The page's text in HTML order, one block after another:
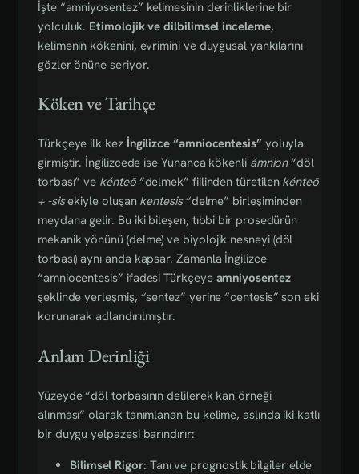
İşte “amniyosentez” kelimesinin derinliklerine bir
yolculuk. Etimolojik ve dilbilimsel inceleme,
kelimenin kökenini, evrimini ve duygusal yankılarını
gözler önüne seriyor.
Köken ve Tarihçe
Türkçeye ilk kez İngilizce “amniocentesis”yoluyla
girmiştir. İngilizcede ise Yunanca kökenli ámnion“döl
torbası” ve kénteō“delmek” fiilinden türetilen kénteō
+ -sisekiyle oluşan kentesis“delme” birleşiminden
meydana gelir. Bu iki bileşen, tıbbi bir prosedürün
mekanik yönünü (delme) ve biyolojik nesneyi (döl
torbası) aynı anda kapsar. Zamanla İngilizce
“amniocentesis” ifadesi Türkçeye amniyosentez
şeklinde yerleşmiş, “sentez” yerine “centesis” son eki
korunarak adlandırılmıştır.
Anlam Derinliği
Yüzeyde “döl torbasının delilerek kan örneği
alınması” olarak tanımlanan bu kelime, aslında iki katlı
bir duygu yelpazesi barındırır:
Bilimsel Rigor: Tanı ve prognostik bilgiler elde